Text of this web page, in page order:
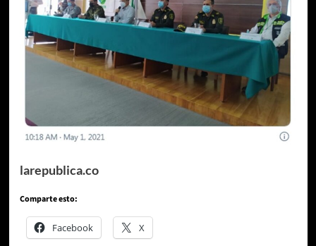
larepublica.co
Comparte esto:
Facebook X